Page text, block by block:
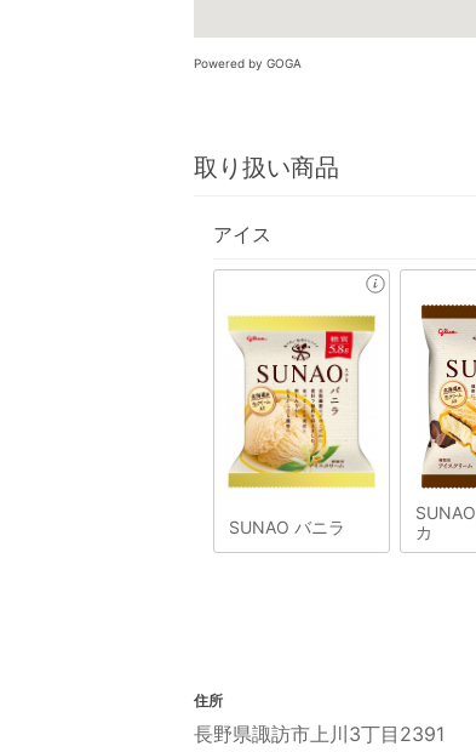
Powered by GOGA
取り扱い商品
アイス
SUNAO バニラ
カ
住所
長野県諏訪市上川3丁目2391